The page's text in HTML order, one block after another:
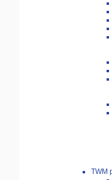
TWM